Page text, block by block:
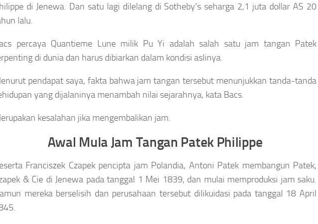
di Jenewa. Dan satu lagi dilelang di Sotheby’s seharga 2,1 juta dollar AS 20
lalu.
percaya Quantieme Lune milik Pu Yi adalah salah satu jam tangan Patek
di dunia dan harus dibiarkan dalam kondisi aslinya.
pendapat saya, fakta bahwa jam tangan tersebut menunjukkan tanda-tanda
yang dijalaninya menambah nilai sejarahnya, kata Bacs.
kesalahan jika mengembalikan jam.
Awal Mula Jam Tangan Patek Philippe
Franciszek Czapek pencipta jam Polandia, Antoni Patek membangun Patek,
& Cie di Jenewa pada tanggal 1 Mei 1839, dan mulai memproduksi jam saku.
mereka berselisih dan perusahaan tersebut dilikuidasi pada tanggal 18 April